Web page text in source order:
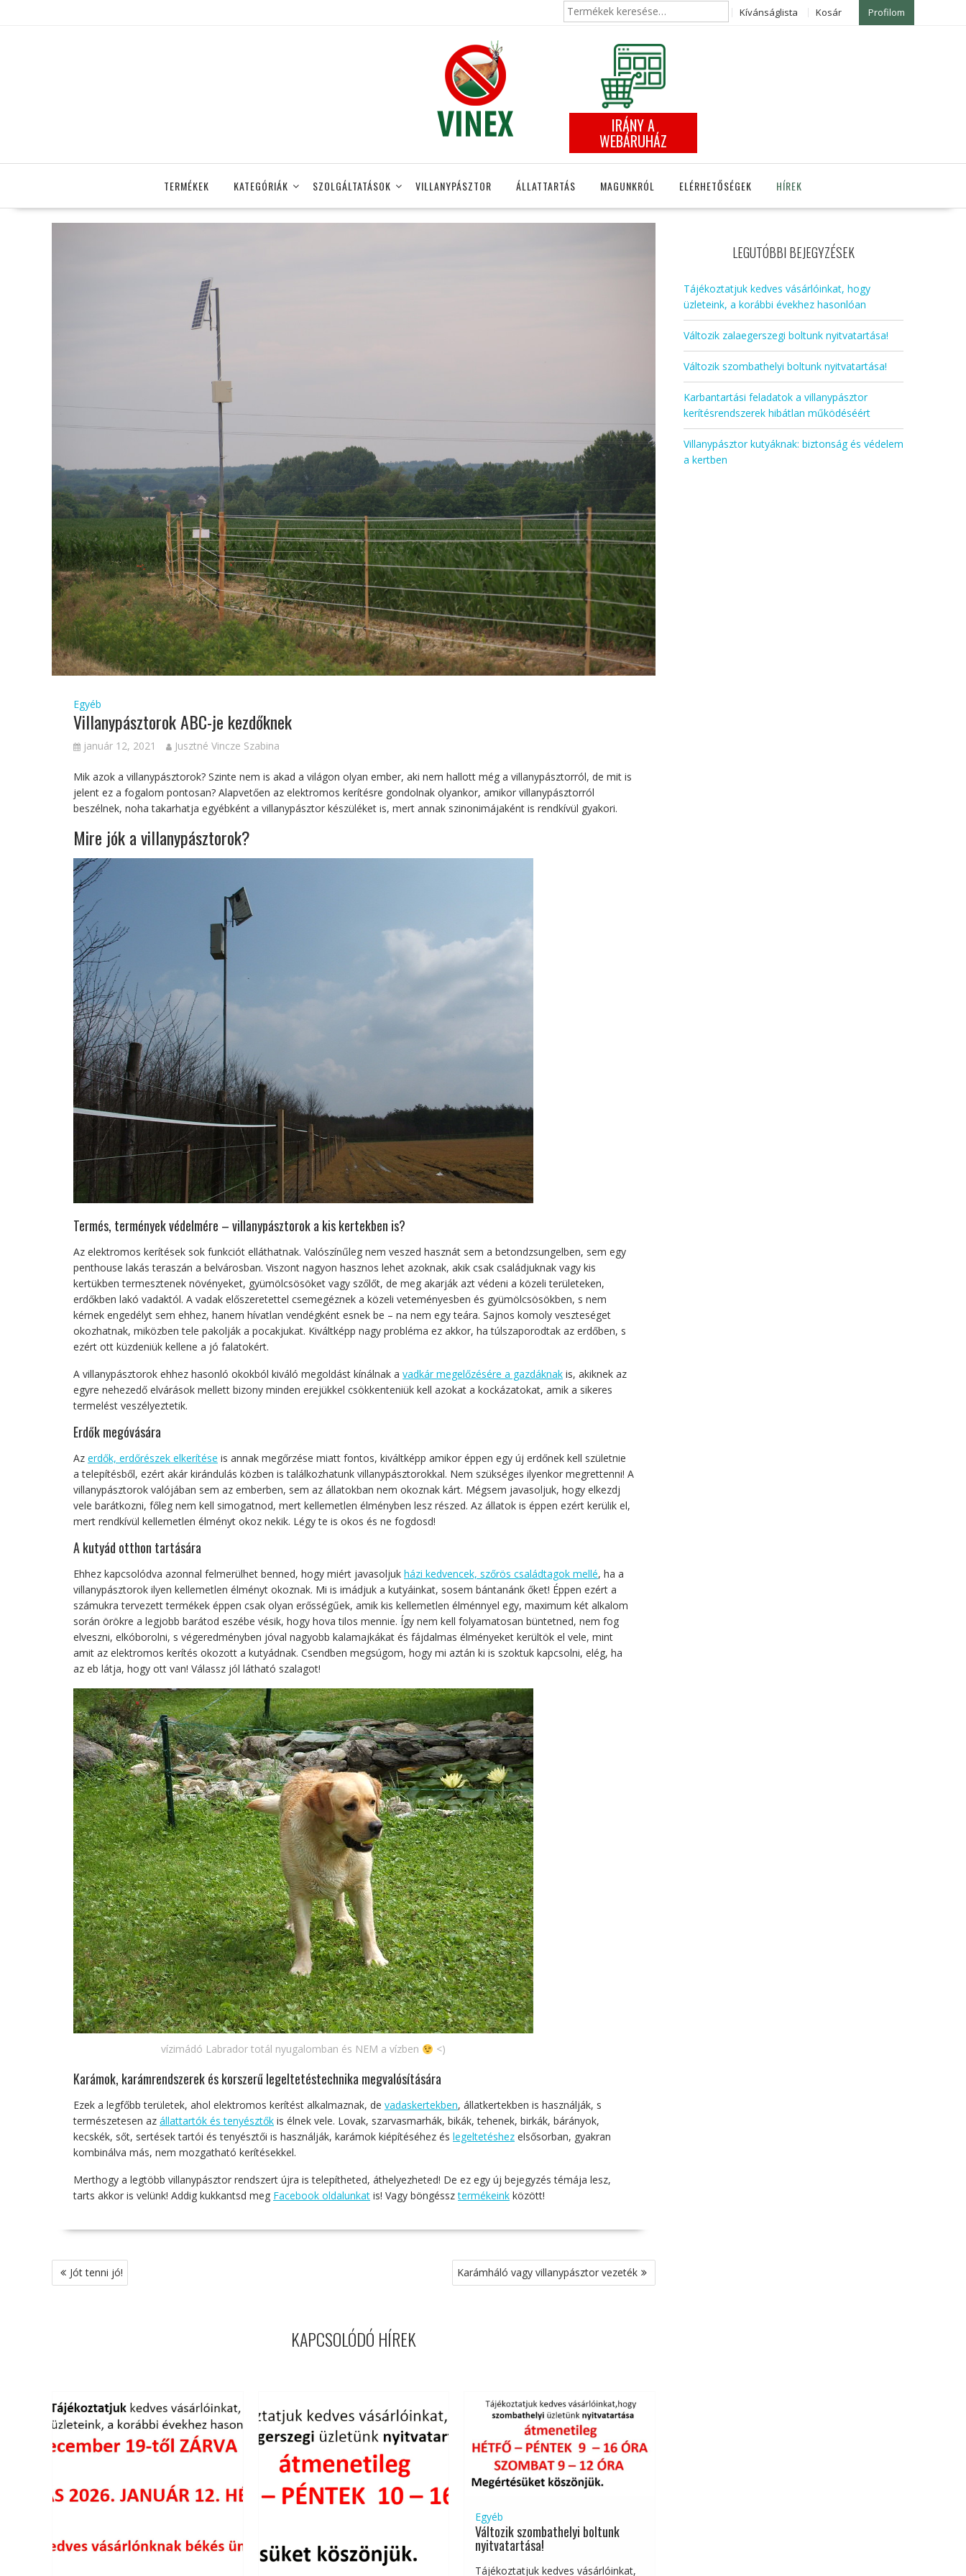
Keresés
következőre:
Kívánságlista Kosár Profilom
IRÁNY A
WEBÁRUHÁZ
TERMÉKEK KATEGÓRIÁK SZOLGÁLTATÁSOK VILLANYPÁSZTOR ÁLLATTARTÁS MAGUNKRÓL ELÉRHETŐSÉGEK HÍREK
Egyéb
Villanypásztorok ABC-je kezdőknek
január 12, 2021 Jusztné Vincze Szabina
Mik azok a villanypásztorok? Szinte nem is akad a világon olyan ember, aki nem hallott még a villanypásztorról, de mit is
jelent ez a fogalom pontosan? Alapvetően az elektromos kerítésre gondolnak olyankor, amikor villanypásztorról
beszélnek, noha takarhatja egyébként a villanypásztor készüléket is, mert annak szinonimájaként is rendkívül gyakori.
Mire jók a villanypásztorok?
Termés, termények védelmére – villanypásztorok a kis kertekben is?
Az elektromos kerítések sok funkciót elláthatnak. Valószínűleg nem veszed hasznát sem a betondzsungelben, sem egy
penthouse lakás teraszán a belvárosban. Viszont nagyon hasznos lehet azoknak, akik csak családjuknak vagy kis
kertükben termesztenek növényeket, gyümölcsösöket vagy szőlőt, de meg akarják azt védeni a közeli területeken,
erdőkben lakó vadaktól. A vadak előszeretettel csemegéznek a közeli veteményesben és gyümölcsösökben, s nem
kérnek engedélyt sem ehhez, hanem hívatlan vendégként esnek be – na nem egy teára. Sajnos komoly veszteséget
okozhatnak, miközben tele pakolják a pocakjukat. Kiváltképp nagy probléma ez akkor, ha túlszaporodtak az erdőben, s
ezért ott küzdeniük kellene a jó falatokért.
A villanypásztorok ehhez hasonló okokból kiváló megoldást kínálnak a vadkár megelőzésére a gazdáknak is, akiknek az
egyre nehezedő elvárások mellett bizony minden erejükkel csökkenteniük kell azokat a kockázatokat, amik a sikeres
termelést veszélyeztetik.
Erdők megóvására
Az erdők, erdőrészek elkerítése is annak megőrzése miatt fontos, kiváltképp amikor éppen egy új erdőnek kell születnie
a telepítésből, ezért akár kirándulás közben is találkozhatunk villanypásztorokkal. Nem szükséges ilyenkor megrettenni! A
villanypásztorok valójában sem az emberben, sem az állatokban nem okoznak kárt. Mégsem javasoljuk, hogy elkezdj
vele barátkozni, főleg nem kell simogatnod, mert kellemetlen élményben lesz részed. Az állatok is éppen ezért kerülik el,
mert rendkívül kellemetlen élményt okoz nekik. Légy te is okos és ne fogdosd!
A kutyád otthon tartására
Ehhez kapcsolódva azonnal felmerülhet benned, hogy miért javasoljuk házi kedvencek, szőrös családtagok mellé, ha a
villanypásztorok ilyen kellemetlen élményt okoznak. Mi is imádjuk a kutyáinkat, sosem bántanánk őket! Éppen ezért a
számukra tervezett termékek éppen csak olyan erősségűek, amik kis kellemetlen élménnyel egy, maximum két alkalom
során örökre a legjobb barátod eszébe vésik, hogy hova tilos mennie. Így nem kell folyamatosan büntetned, nem fog
elveszni, elkóborolni, s végeredményben jóval nagyobb kalamajkákat és fájdalmas élményeket kerültök el vele, mint
amit az elektromos kerítés okozott a kutyádnak. Csendben megsúgom, hogy mi aztán ki is szoktuk kapcsolni, elég, ha
az eb látja, hogy ott van! Válassz jól látható szalagot!
vízimádó Labrador totál nyugalomban és NEM a vízben <)
Karámok, karámrendszerek és korszerű legeltetéstechnika megvalósítására
Ezek a legfőbb területek, ahol elektromos kerítést alkalmaznak, de vadaskertekben, állatkertekben is használják, s
természetesen az állattartók és tenyésztők is élnek vele. Lovak, szarvasmarhák, bikák, tehenek, birkák, bárányok,
kecskék, sőt, sertések tartói és tenyésztői is használják, karámok kiépítéséhez és legeltetéshez elsősorban, gyakran
kombinálva más, nem mozgatható kerítésekkel.
Merthogy a legtöbb villanypásztor rendszert újra is telepítheted, áthelyezheted! De ez egy új bejegyzés témája lesz,
tarts akkor is velünk! Addig kukkantsd meg Facebook oldalunkat is! Vagy böngéssztermékeink között!
Bejegyzés
navigáció
Jót tenni jó! Karámháló vagy villanypásztor vezeték
KAPCSOLÓDÓ HÍREK
Egyéb
Változik szombathelyi boltunk
nyitvatartása!
Tájékoztatjuk kedves vásárlóinkat,
LEGUTÓBBI BEJEGYZÉSEK
Tájékoztatjuk kedves vásárlóinkat, hogy
üzleteink, a korábbi évekhez hasonlóan
Változik zalaegerszegi boltunk nyitvatartása!
Változik szombathelyi boltunk nyitvatartása!
Karbantartási feladatok a villanypásztor
kerítésrendszerek hibátlan működéséért
Villanypásztor kutyáknak: biztonság és védelem
a kertben